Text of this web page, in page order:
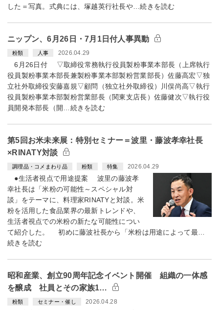
した＝写真。式典には、塚越英行社長や…続きを読む
ニップン、6月26日・7月1日付人事異動
粉類 人事 2026.04.29
6月26日付 ▽取締役常務執行役員製粉事業本部長（上席執行
役員製粉事業本部長兼製粉事業本部製粉営業部長）佐藤高宏▽独
立社外取締役安藤嘉規▽顧問（独立社外取締役）川俣尚高▽執行
役員製粉事業本部製粉営業部長（関東支店長）佐藤健次▽執行役
員開発本部長（開…続きを読む
第5回お米未来展：特別セミナー＝波里・藤波孝幸社長
×RINATY対談
調理品・コメまわり品 粉類 特集 2026.04.29
●生活者視点で用途提案 波里の藤波孝
幸社長は「米粉の可能性～スペシャル対
談」をテーマに、料理家RINATYと対談。米
粉を活用した食品業界の最新トレンドや、
生活者視点での米粉の新たな可能性につい
て紹介した。 初めに藤波社長から「米粉は用途によって最…
続きを読む
昭和産業、創立90周年記念イベント開催 組織の一体感
を醸成 社員とその家族1…
粉類 セミナー・催し 2026.04.28